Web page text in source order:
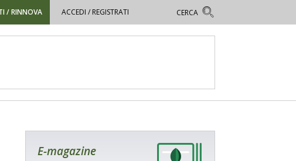
/ RINNOVA ACCEDI / REGISTRATI
E-magazine